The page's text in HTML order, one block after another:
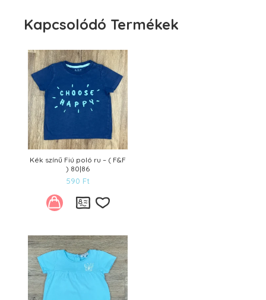
Kapcsolódó Termékek
Kék színű Fiú poló ru – ( F&F
) 80|86
590 Ft
Kívánságlistára